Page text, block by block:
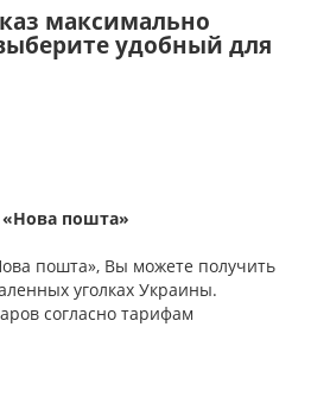
максимально
удобный для
«Нова пошта»
пошта», Вы можете получить
уголках Украины.
согласно тарифам